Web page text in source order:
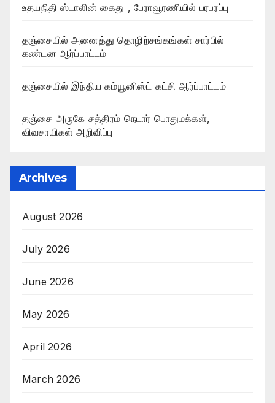
உதயநிதி ஸ்டாலின் கைது , பேராவூரணியில் பரபரப்பு
தஞ்சையில் அனைத்து தொழிற்சங்கங்கள் சார்பில்
கண்டன ஆர்ப்பாட்டம்
தஞ்சையில் இந்திய கம்யூனிஸ்ட் கட்சி ஆர்ப்பாட்டம்
தஞ்சை அருகே சத்திரம் நெடார் பொதுமக்கள்,
விவசாயிகள் அறிவிப்பு
Archives
August 2026
July 2026
June 2026
May 2026
April 2026
March 2026